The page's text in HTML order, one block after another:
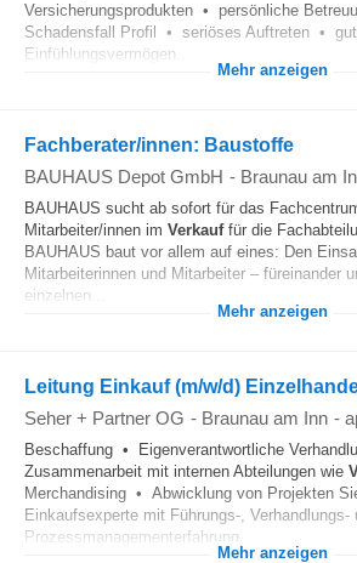
Versicherungsprodukten • persönliche
Schadensfall Profil • seriöses Auftreten •
Einfühlungsvermögen...
Mehr anzeigen
Fachberater/innen: Baustoffe
BAUHAUS Depot GmbH - Braunau am
BAUHAUS sucht ab sofort für das
Mitarbeiter/innen im Verkauffür die
BAUHAUS baut vor allem auf eines: Den
Mitarbeiterinnen und Mitarbeiter – füreinander
einzelnen...
Mehr anzeigen
Leitung Einkauf (m/w/d)
Seher + Partner OG - Braunau am Inn -
Beschaffung • Eigenverantwortliche
Zusammenarbeit mit internen Abteilungen wie
Merchandising • Abwicklung von Projekten
Einkaufsexperte mit Führungs-, Verhandlungs-
Prozessmanagementerfahrung...
Mehr anzeigen